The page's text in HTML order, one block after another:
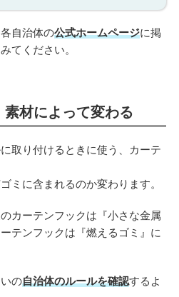
自治体の公式ホームページに掲
てください。
素材によって変わる
取り付けるときに使う、カーテ
ミに含まれるのか変わります。
カーテンフックは『小さな金属
テンフックは『燃えるゴミ』に
の自治体のルールを確認するよ